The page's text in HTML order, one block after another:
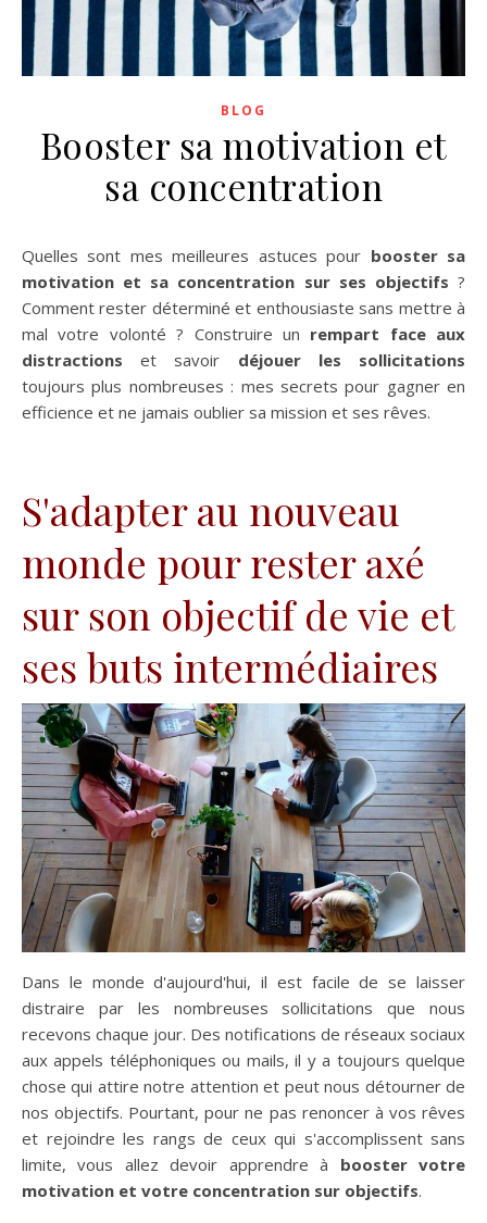
BLOG
Booster sa motivation et
sa concentration
Quelles sont mes meilleures astuces pour booster sa
motivation et sa concentration sur ses objectifs ?
Comment rester déterminé et enthousiaste sans mettre à
mal votre volonté ? Construire un rempart face aux
distractions et savoir déjouer les sollicitations
toujours plus nombreuses : mes secrets pour gagner en
efficience et ne jamais oublier sa mission et ses rêves.
S'adapter au nouveau
monde pour rester axé
sur son objectif de vie et
ses buts intermédiaires
Dans le monde d'aujourd'hui, il est facile de se laisser
distraire par les nombreuses sollicitations que nous
recevons chaque jour. Des notifications de réseaux sociaux
aux appels téléphoniques ou mails, il y a toujours quelque
chose qui attire notre attention et peut nous détourner de
nos objectifs. Pourtant, pour ne pas renoncer à vos rêves
et rejoindre les rangs de ceux qui s'accomplissent sans
limite, vous allez devoir apprendre à booster votre
motivation et votre concentration sur objectifs.